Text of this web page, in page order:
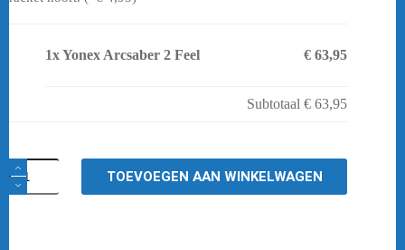
1xYonex Arcsaber 2 Feel € 63,95
Subtotaal€ 63,95
Yonex
Arcsaber
2
TOEVOEGEN AAN WINKELWAGEN